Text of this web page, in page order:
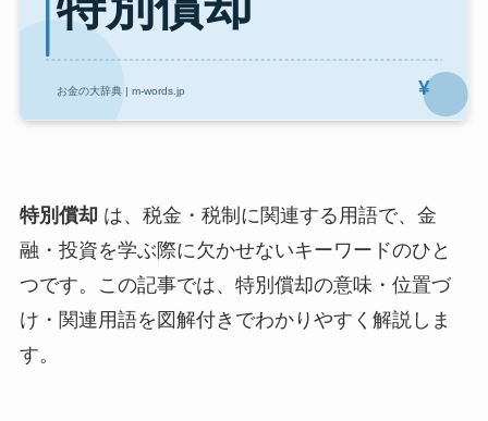
特別償却 は、税金・税制に関連する用語で、金
融・投資を学ぶ際に欠かせないキーワードのひと
つです。この記事では、特別償却の意味・位置づ
け・関連用語を図解付きでわかりやすく解説しま
す。